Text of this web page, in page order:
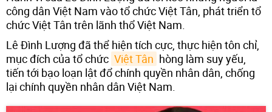
công dân Việt Nam vào tổ chức Việt Tân, phát triển tổ
chức Việt Tân trên lãnh thổ Việt Nam.
Lê Đình Lượng đã thể hiện tích cực, thực hiện tôn chỉ,
mục đích của tổ chức Việt Tân hòng làm suy yếu,
tiến tới bạo loạn lật đổ chính quyền nhân dân, chống
lại chính quyền nhân dân Việt Nam.